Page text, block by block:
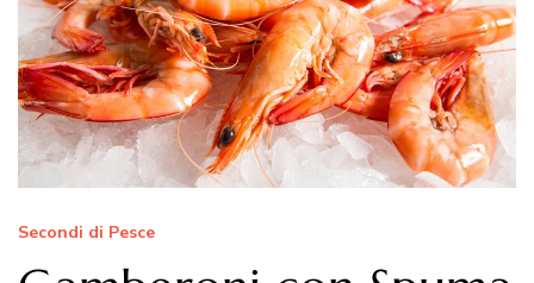
Secondi di Pesce